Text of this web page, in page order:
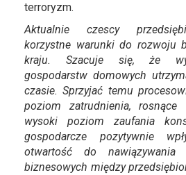
terroryzm.
Aktualnie czescy
korzystne warunki do rozwoju
kraju. Szacuje się, że
gospodarstw domowych
czasie. Sprzyjać temu
poziom zatrudnienia, rosnące
wysoki poziom zaufania
gospodarcze pozytywnie
otwartość do nawiązywania
biznesowych między